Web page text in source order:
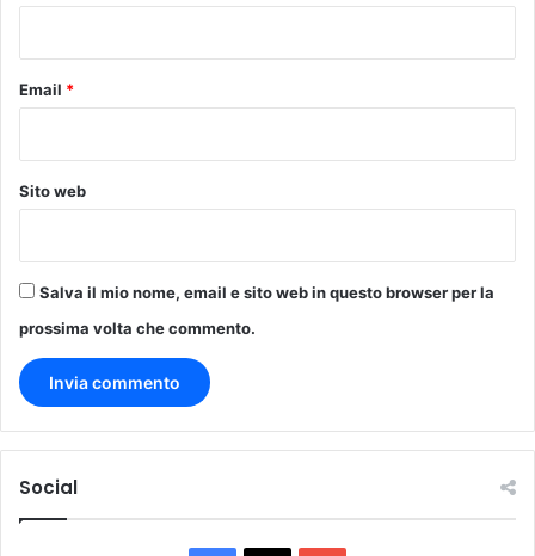
Email *
Sito web
Salva il mio nome, email e sito web in questo browser per la
prossima volta che commento.
Social